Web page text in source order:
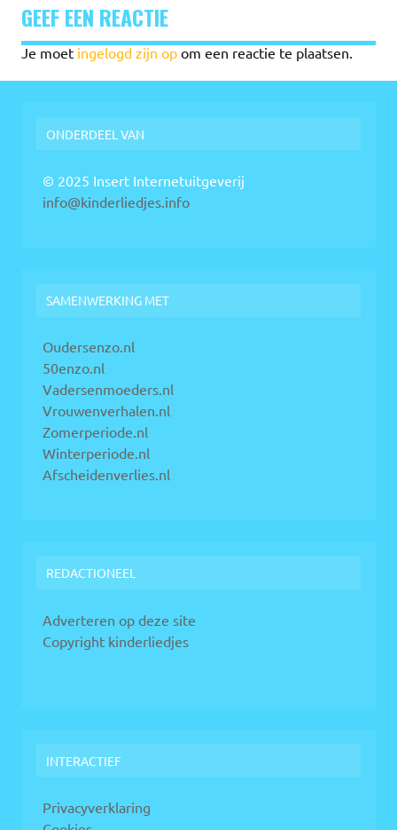
GEEF EEN REACTIE
Je moet ingelogd zijn op om een reactie te plaatsen.
ONDERDEEL VAN
© 2025 Insert Internetuitgeverij
info@kinderliedjes.info
SAMENWERKING MET
Oudersenzo.nl
50enzo.nl
Vadersenmoeders.nl
Vrouwenverhalen.nl
Zomerperiode.nl
Winterperiode.nl
Afscheidenverlies.nl
REDACTIONEEL
Adverteren op deze site
Copyright kinderliedjes
INTERACTIEF
Privacyverklaring